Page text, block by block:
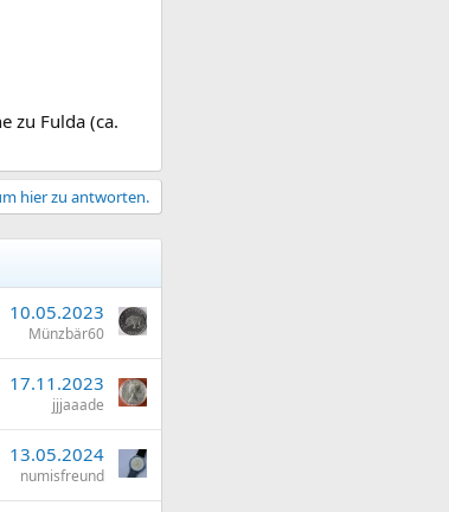
zu Fulda (ca.
hier zu antworten.
10.05.2023
Münzbär60
17.11.2023
jjjaaade
13.05.2024
numisfreund